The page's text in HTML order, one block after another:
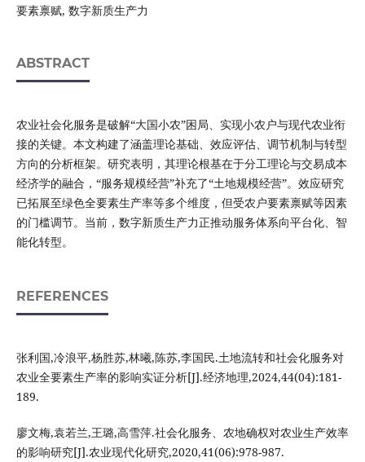
要素禀赋, 数字新质生产力
ABSTRACT
农业社会化服务是破解“大国小农”困局、实现小农户与现代农业衔
接的关键。本文构建了涵盖理论基础、效应评估、调节机制与转型
方向的分析框架。研究表明，其理论根基在于分工理论与交易成本
经济学的融合，“服务规模经营”补充了“土地规模经营”。效应研究
已拓展至绿色全要素生产率等多个维度，但受农户要素禀赋等因素
的门槛调节。当前，数字新质生产力正推动服务体系向平台化、智
能化转型。
REFERENCES
张利国,冷浪平,杨胜苏,林曦,陈苏,李国民.土地流转和社会化服务对
农业全要素生产率的影响实证分析[J].经济地理,2024,44(04):181-
189.
廖文梅,袁若兰,王璐,高雪萍.社会化服务、农地确权对农业生产效率
的影响研究[J].农业现代化研究,2020,41(06):978-987.